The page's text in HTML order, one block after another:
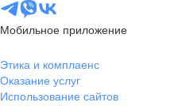
Мобильное приложение
Этика и комплаенс
Оказание услуг
Использование сайтов